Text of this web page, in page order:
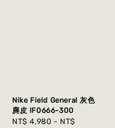
Nike Field General 灰色
麂皮 IF0666-300
Regular
NT$ 4,980 - NT$